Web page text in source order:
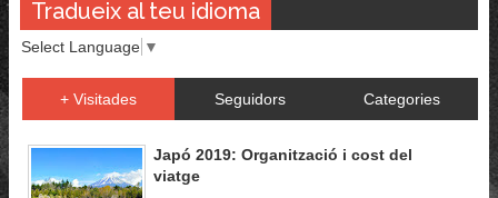
Tradueix al teu idioma
Select Language ▼
+ Visitades Seguidors Categories
Japó 2019: Organització i cost del
viatge